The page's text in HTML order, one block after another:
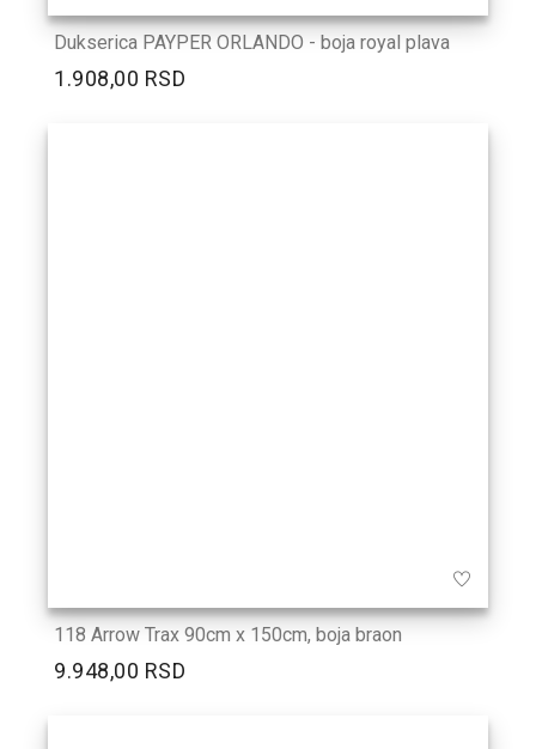
Dukserica PAYPER ORLANDO - boja royal plava
1.908,00 RSD
118 Arrow Trax 90cm x 150cm, boja braon
9.948,00 RSD